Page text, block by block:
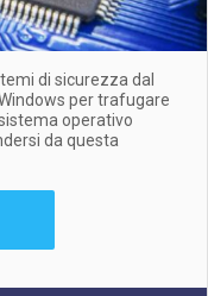
di sicurezza dal
per trafugare
operativo
da questa